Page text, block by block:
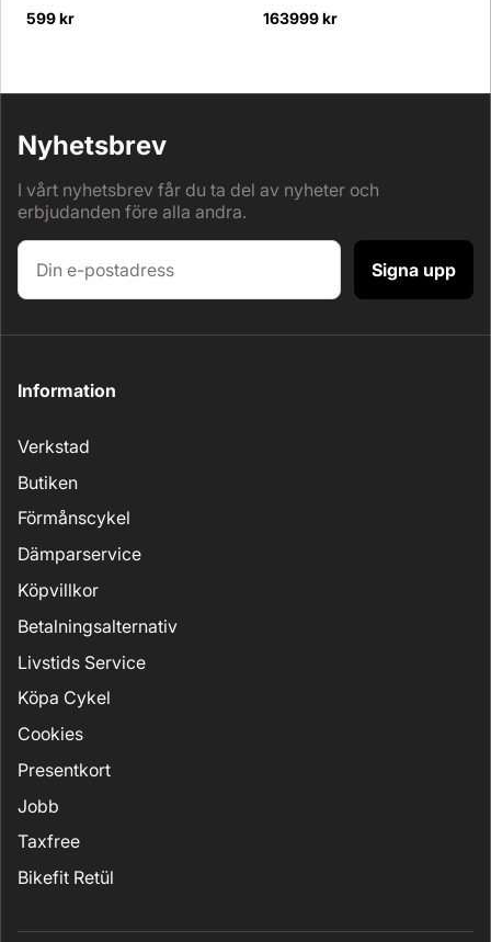
599 kr
163999 kr
Nyhetsbrev
I vårt nyhetsbrev får du ta del av nyheter och
erbjudanden före alla andra.
Signa upp
Information
Verkstad
Butiken
Förmånscykel
Dämparservice
Köpvillkor
Betalningsalternativ
Livstids Service
Köpa Cykel
Cookies
Presentkort
Jobb
Taxfree
Bikefit Retül